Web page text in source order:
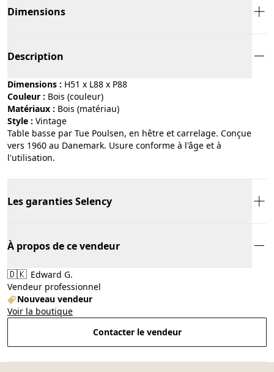
Dimensions
Description
Dimensions : H51 x L88 x P88
Couleur :
bois (couleur)
Matériaux :
bois (matériau)
Style :
vintage
Table basse par Tue Poulsen, en hêtre et carrelage. Conçue
vers 1960 au Danemark. Usure conforme à l'âge et à
l'utilisation.
Les garanties Selency
À propos de ce vendeur
🇩🇰 Edward G.
Vendeur professionnel
Nouveau vendeur
Voir la boutique
Contacter le vendeur